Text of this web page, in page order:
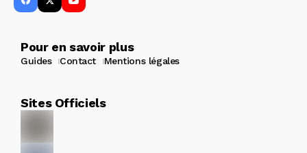
Pour en savoir plus
Guides Contact Mentions légales
Sites Officiels